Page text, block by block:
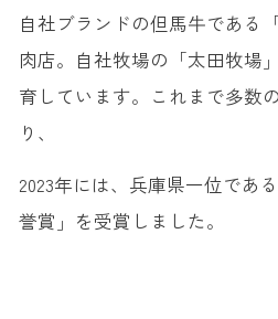
自社ブランドの但馬牛である
肉店。自社牧場の「太田牧場
育しています。これまで多数
り、
2023年には、兵庫県一位であ
誉賞」を受賞しました。